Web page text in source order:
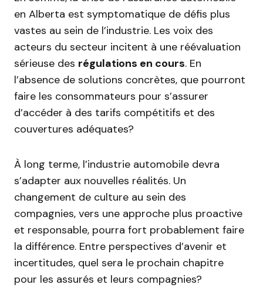
en Alberta est symptomatique de défis plus
vastes au sein de l’industrie. Les voix des
acteurs du secteur incitent à une réévaluation
sérieuse des régulations en cours. En
l’absence de solutions concrètes, que pourront
faire les consommateurs pour s’assurer
d’accéder à des tarifs compétitifs et des
couvertures adéquates?
À long terme, l’industrie automobile devra
s’adapter aux nouvelles réalités. Un
changement de culture au sein des
compagnies, vers une approche plus proactive
et responsable, pourra fort probablement faire
la différence. Entre perspectives d’avenir et
incertitudes, quel sera le prochain chapitre
pour les assurés et leurs compagnies?